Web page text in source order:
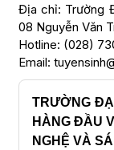
Địa chỉ: Trường
08 Nguyễn Văn
Hotline: (028)
Email:
TRƯỜNG
HÀNG ĐẦU
NGHỆ VÀ